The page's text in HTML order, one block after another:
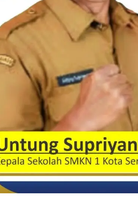
Pidana Korupsi. “Pada
berupaya mengajukan waktu
kepada Bapak Kejati
terhadap dinamika
Banten ini,”pungkas
SE
14